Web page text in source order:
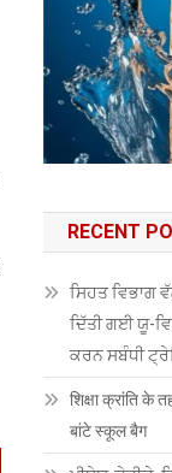
RECENT
ਸਿਹਤ ਵਿਭਾਗ
ਦਿੱਤੀ ਗਈ ਯੂ-
ਕਰਨ ਸਬੰਧੀ
शिक्षा क्रांति के
बांटे स्कूल बैग